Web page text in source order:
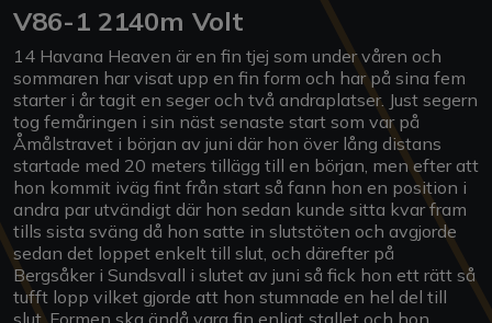
V86-1 2140m Volt
14 Havana Heaven är en fin tjej som under våren och
sommaren har visat upp en fin form och har på sina fem
starter i år tagit en seger och två andraplatser. Just segern
tog femåringen i sin näst senaste start som var på
Åmålstravet i början av juni där hon över lång distans
startade med 20 meters tillägg till en början, men efter att
hon kommit iväg fint från start så fann hon en position i
andra par utvändigt där hon sedan kunde sitta kvar fram
tills sista sväng då hon satte in slutstöten och avgjorde
sedan det loppet enkelt till slut, och därefter på
Bergsåker i Sundsvall i slutet av juni så fick hon ett rätt så
tufft lopp vilket gjorde att hon stumnade en hel del till
slut. Formen ska ändå vara fin enligt stallet och hon